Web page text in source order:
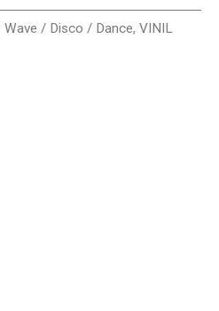
/ Disco / Dance,VINIL